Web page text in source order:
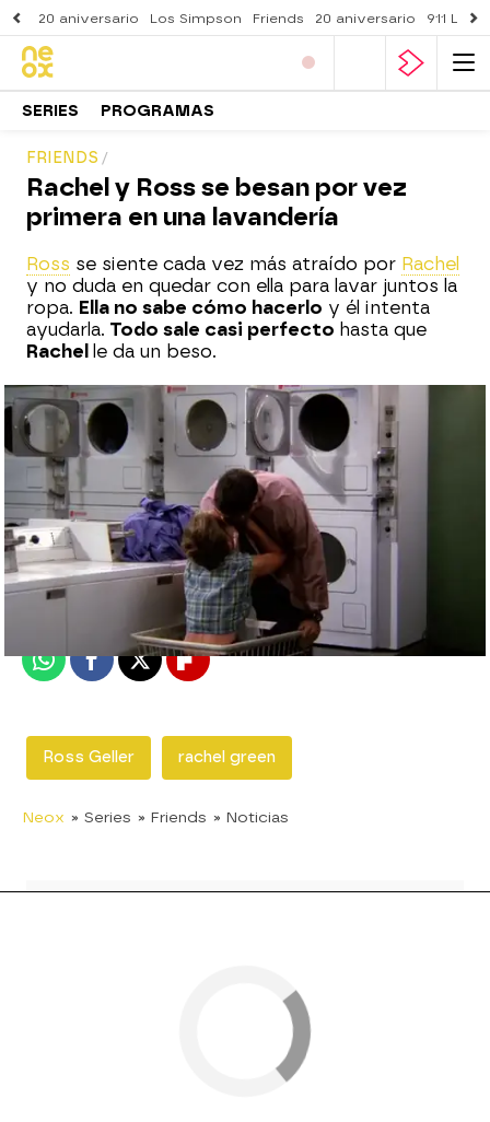
20 aniversario Los Simpson Friends 20 aniversario 911
SERIES PROGRAMAS
FRIENDS
Rachel y Ross se besan por vez
primera en una lavandería
Ross se siente cada vez más atraído por Rachel
y no duda en quedar con ella para lavar juntos la
ropa. Ella no sabe cómo hacerlo y él intenta
ayudarla. Todo sale casi perfecto hasta que
Rachel
le da un beso.
neox
Madrid
12 de septiembre de 2017, 15:31
WhatsappFacebook
X Flipboard
Ross Geller rachel green
Neox » Series » Friends » Noticias